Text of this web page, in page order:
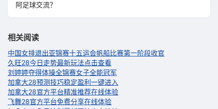
阿足球交流？
相关阅读
中国女排退出亚锦赛十五运会帆船比赛第一阶段收官
久旺28今日走势最新玩法点击查看
刘婷婷夺得体操全锦赛女子全能冠军
加拿大28预测技巧稳定盈利一键进入
加拿大28官方平台精准推荐在线体验
飞舞28官方平台免费分享在线体验